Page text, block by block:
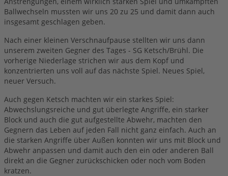
Ballwechseln mussten wir uns 20 zu 25 und damit dann auch
insgesamt geschlagen geben.
Nach einer kleinen Verschnaufpause stellten wir uns dann
unserem zweiten Gegner des Tages - SG Ketsch/Brühl. Die
vorherige Niederlage strichen wir aus dem Kopf und
konzentrierten uns voll auf das nächste Spiel. Neues Spiel,
neuer Versuch.
Auch gegen Ketsch machten wir ein starkes Spiel:
Abwechslungsreiche und gut überlegte Angriffe, ein starker
Block und auch die gut aufgestellte Abwehr, machten den
Gegnern das Leben auf jeden Fall nicht ganz einfach. Auch an
die starken Angriffe über Außen konnten wir uns mit Block und
Abwehr anpassen und damit auch den ein oder anderen Ball
direkt an die Gegner zurückschicken oder noch vom Boden
kratzen.